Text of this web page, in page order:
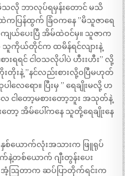
မိသလို ဘာလုပ်ရမှန်းတောင် မသိ
ကပြန်ထွက် ခြံဝကနေ ”မိသူဇာရေ
ယ်ပေးပြီ အိမ်ထဲဝင်မှ။ သူဇာက
ကိုယ်တိုင်က ထမိန်ရင်လျားနဲ့
းရရင် ငါဝသလိုပါပဲ ဟီးးဟီး” လို့
တိုးနဲ့ ”နင်လည်းစားလို့ဝပြီမဟုတ်
လေရော။ ပြီးမှ ” ရေချိုးမလို့ ဟ
ြလေ ငါတော့မစားတော့ဘူး အသုတ်နဲ့
ော့ အိမ်ပေါ်ကနေ သူတို့ရေချိုးနေ
စ်ယောက်လုံးအသားက ဖြူရုပ်
နဲ့တစ်ယောက် ဂျီးတွန်းပေး
အံ့ဩတာက ဆပ်ပြာတိုက်ရင်းက